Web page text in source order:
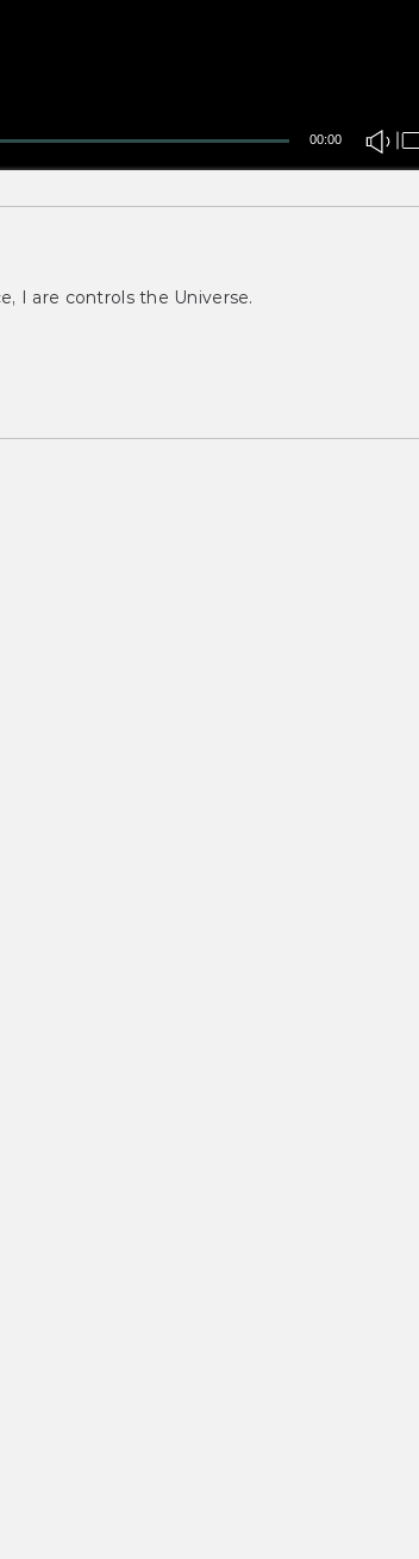
00:00
I are controls the Universe.